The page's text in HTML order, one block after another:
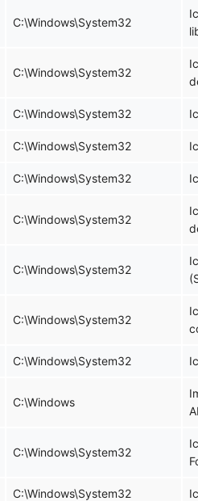
C:\Windows\System32
C:\Windows\System32
C:\Windows\System32
C:\Windows\System32
C:\Windows\System32
C:\Windows\System32
C:\Windows\System32
C:\Windows\System32
C:\Windows\System32
C:\Windows
C:\Windows\System32
C:\Windows\System32